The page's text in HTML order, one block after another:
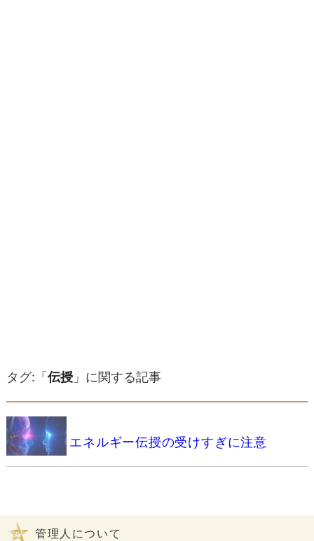
タグ:「伝授」に関する記事
エネルギー伝授の受けすぎに注意
管理人について